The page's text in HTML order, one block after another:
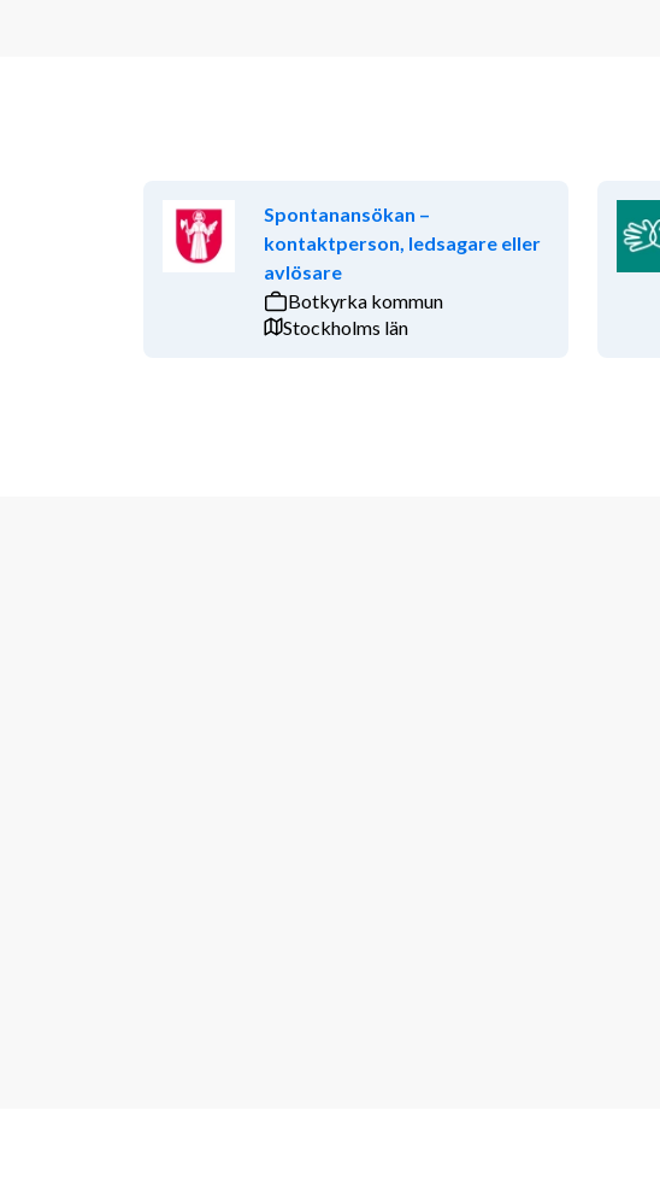
Spontanansökan –
kontaktperson, ledsagare eller
avlösare
Botkyrka kommun
Stockholms län